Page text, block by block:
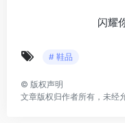
闪耀
# 鞋品
© 版权声明
文章版权归作者所有，未经